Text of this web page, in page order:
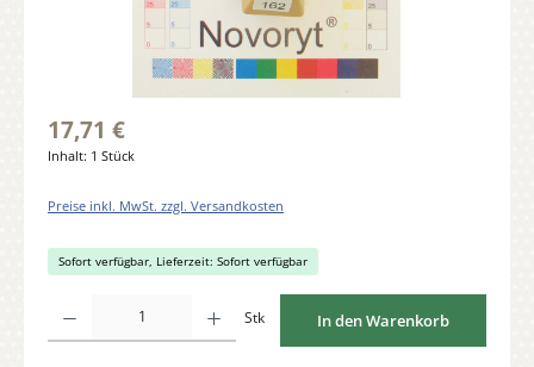
17,71 €
Inhalt: 1 Stück
Preise inkl. MwSt. zzgl. Versandkosten
Sofort verfügbar, Lieferzeit: Sofort verfügbar
Stk In den Warenkorb